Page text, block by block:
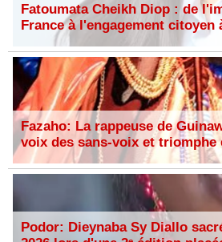
Fatoumata Cheikh Diop : de
France à l'engagement citoyen
Fazaho: La rappeuse de
voix des sans-voix et triomphe
Podor: Dieynaba Sy Diallo